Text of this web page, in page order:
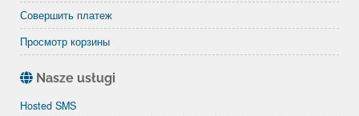
Совершить платеж
Просмотр корзины
Nasze usługi
Hosted SMS